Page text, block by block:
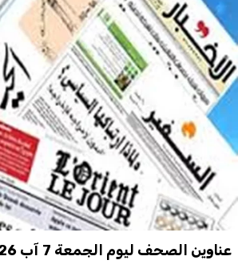
عناوين الصحف ليوم الجمعة 7 آب 2026